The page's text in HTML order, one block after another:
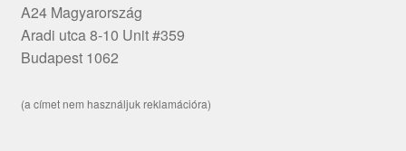
A24 Magyarország
Aradi utca 8-10 Unit #359
Budapest 1062
(a címet nem használjuk reklamációra)